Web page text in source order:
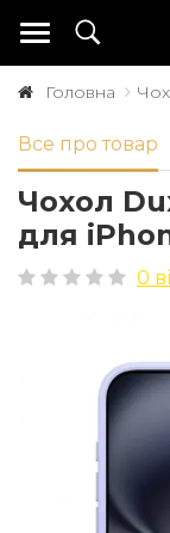
Головна
Все про товар
Чохол
для
0